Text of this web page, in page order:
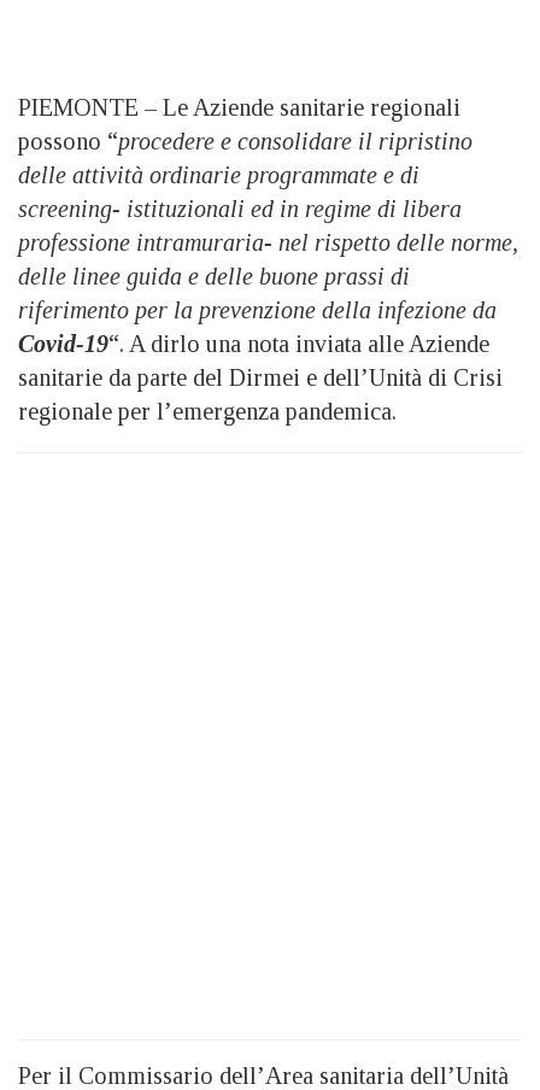
PIEMONTE – Le Aziende sanitarie regionali
possono “procedere e consolidare il ripristino
delle attività ordinarie programmate e di
screening- istituzionali ed in regime di libera
professione intramuraria- nel rispetto delle norme,
delle linee guida e delle buone prassi di
riferimento per la prevenzione della infezione da
Covid-19“. A dirlo una nota inviata alle Aziende
sanitarie da parte del Dirmei e dell’Unità di Crisi
regionale per l’emergenza pandemica.
Per il Commissario dell’Area sanitaria dell’Unità